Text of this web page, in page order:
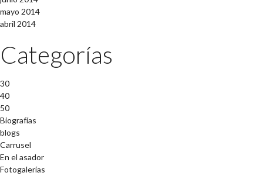
mayo 2014
abril 2014
Categorías
30
40
50
Biografías
blogs
Carrusel
En el asador
Fotogalerías